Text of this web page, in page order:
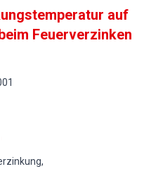
auf
Feuerverzinken